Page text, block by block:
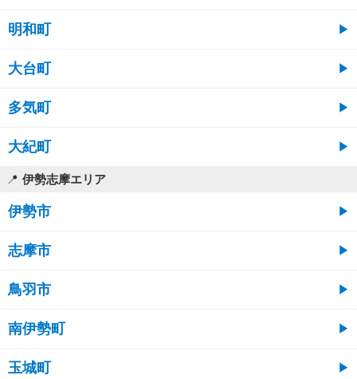
明和町
大台町
多気町
大紀町
伊勢志摩エリア
伊勢市
志摩市
鳥羽市
南伊勢町
玉城町